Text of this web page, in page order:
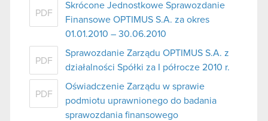
PDF
Skrócone Jednostkowe Sprawozdanie
Finansowe OPTIMUS S.A. za okres
01.01.2010 – 30.06.2010
PDF
Sprawozdanie Zarządu OPTIMUS S.A. z
działalności Spółki za I półrocze 2010 r.
PDF
Oświadczenie Zarządu w sprawie
podmiotu uprawnionego do badania
sprawozdania finansowego